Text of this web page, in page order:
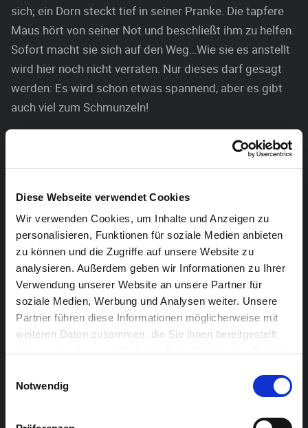
Diese Webseite verwendet Cookies
Wir verwenden Cookies, um Inhalte und Anzeigen zu
personalisieren, Funktionen für soziale Medien anbieten
zu können und die Zugriffe auf unsere Website zu
analysieren. Außerdem geben wir Informationen zu Ihrer
Verwendung unserer Website an unsere Partner für
soziale Medien, Werbung und Analysen weiter. Unsere
Partner führen diese Informationen möglicherweise mit
weiteren Daten zusammen, die Sie ihnen bereitgestellt
Notwendig
sich; ein Dorn steckt tief in seiner Pranke. Die tapfere
Maus hört von seiner Not und beschließt ihm zu helfen.
Sofort macht sie sich auf den Weg…Wie sie es anstellt
wird hier noch nicht verraten. Nur dieses darf gesagt
werden: Es wird schon etwas spannend, aber es gibt
auch viel zum Schmunzeln!
„Löwe und Maus“ basiert auf der gleichnamigen Fabel
die Schatten einer Elefantenherde ziehen vorbei und
schon fühlen sich die Kinder mitten in der Steppe
Afrikas. Eine Geschichte darüber, dass die Großen
manchmal eine kleine Hilfe brauchen und die Kleinen
Mut beweisen und Großes vollbringen können… Das
Theaterstück ist eine abwechslungsreiche Mischung
aus Schauspiel, Masken- und Schattenspiel und kann je
nach Alter der Kinder in zwei Versionen aufgeführt
werden.
SPIEL: Heinrich Heimlich, Olga Blank